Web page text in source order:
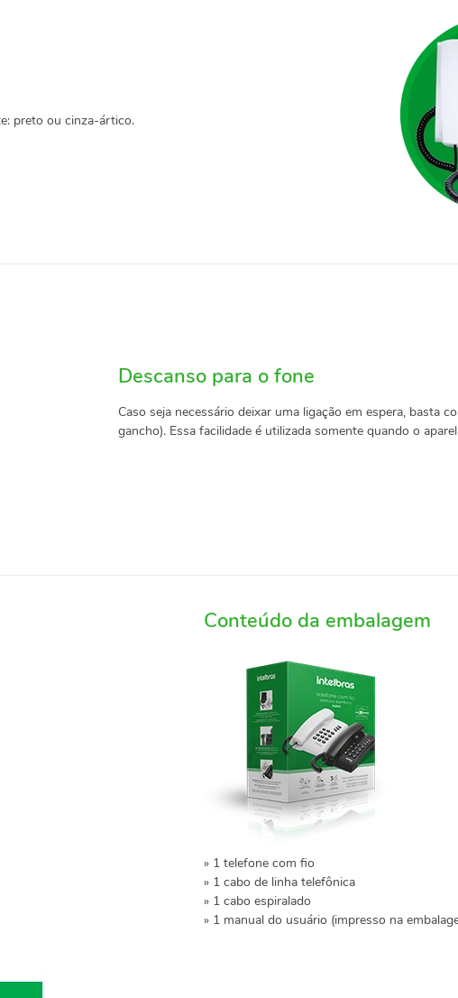
preto ou cinza-ártico.
Descanso para o fone
Caso seja necessário deixar uma ligação em espera, basta
gancho). Essa facilidade é utilizada somente quando o
Conteúdo da embalagem
» 1 telefone com fio
» 1 cabo de linha telefônica
» 1 cabo espiralado
» 1 manual do usuário (impresso na